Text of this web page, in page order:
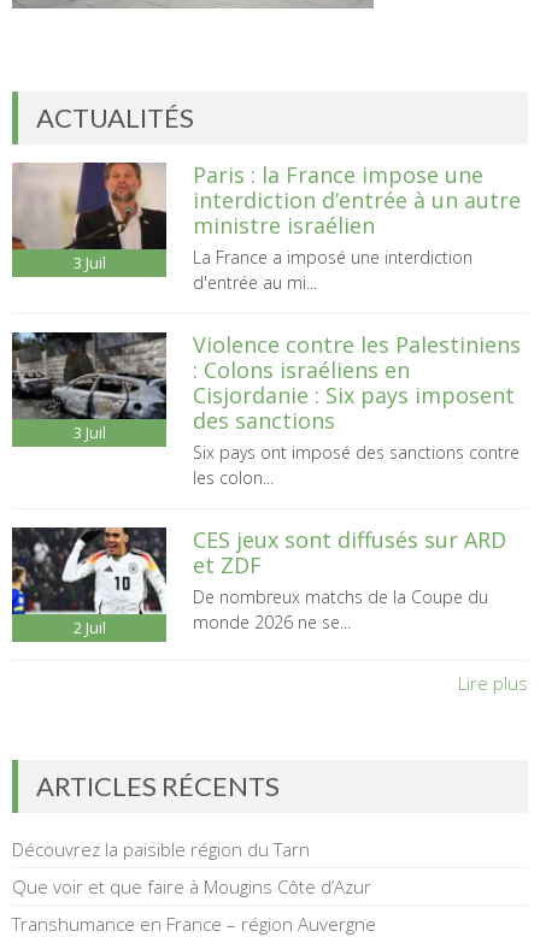
ACTUALITÉS
3 Juil
Paris : la France impose une
interdiction d’entrée à un autre
ministre israélien
La France a imposé une interdiction
d'entrée au mi...
3 Juil
Violence contre les Palestiniens
: Colons israéliens en
Cisjordanie : Six pays imposent
des sanctions
Six pays ont imposé des sanctions contre
les colon...
2 Juil
CES jeux sont diffusés sur ARD
et ZDF
De nombreux matchs de la Coupe du
monde 2026 ne se...
Lire plus
ARTICLES RÉCENTS
Découvrez la paisible région du Tarn
Que voir et que faire à Mougins Côte d’Azur
Transhumance en France – région Auvergne